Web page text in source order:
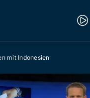
mit Indonesien